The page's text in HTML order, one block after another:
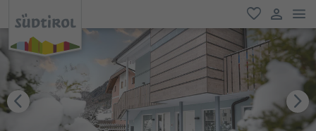
favoriti
user link